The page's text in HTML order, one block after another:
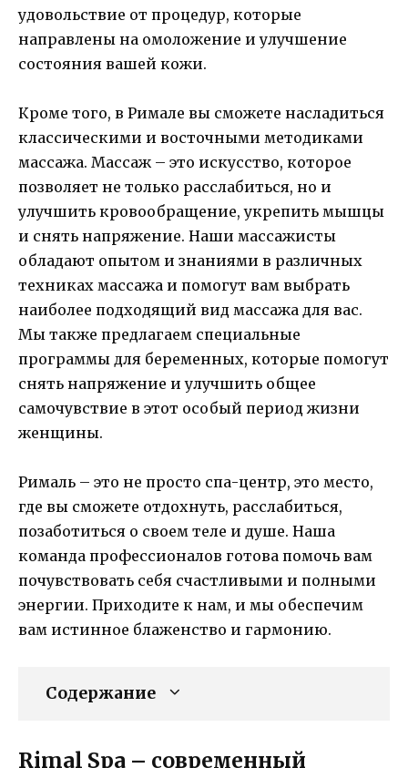
удовольствие от процедур, которые
направлены на омоложение и улучшение
состояния вашей кожи.
Кроме того, в Римале вы сможете насладиться
классическими и восточными методиками
массажа. Массаж – это искусство, которое
позволяет не только расслабиться, но и
улучшить кровообращение, укрепить мышцы
и снять напряжение. Наши массажисты
обладают опытом и знаниями в различных
техниках массажа и помогут вам выбрать
наиболее подходящий вид массажа для вас.
Мы также предлагаем специальные
программы для беременных, которые помогут
снять напряжение и улучшить общее
самочувствие в этот особый период жизни
женщины.
Рималь – это не просто спа-центр, это место,
где вы сможете отдохнуть, расслабиться,
позаботиться о своем теле и душе. Наша
команда профессионалов готова помочь вам
почувствовать себя счастливыми и полными
энергии. Приходите к нам, и мы обеспечим
вам истинное блаженство и гармонию.
Содержание
Rimal Spa – современный